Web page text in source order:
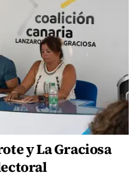
y La Graciosa